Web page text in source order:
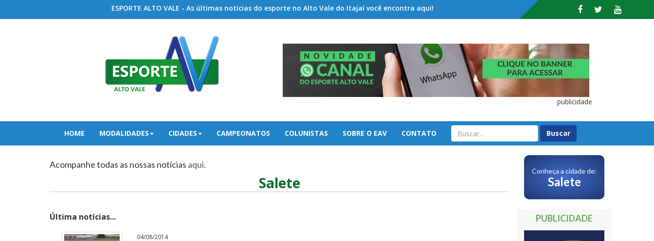
ESPORTE ALTO VALE - As últimas notícias do esporte no Alto Vale do Itajaí você encontra aqui!
publicidade
HOME MODALIDADES CIDADES CAMPEONATOS COLUNISTAS SOBRE O EAV CONTATO
Acompanhe todas as nossas notícias aqui.
Salete
Última notícias...
04/08/2014
Conheça a cidade de:
Salete
PUBLICIDADE